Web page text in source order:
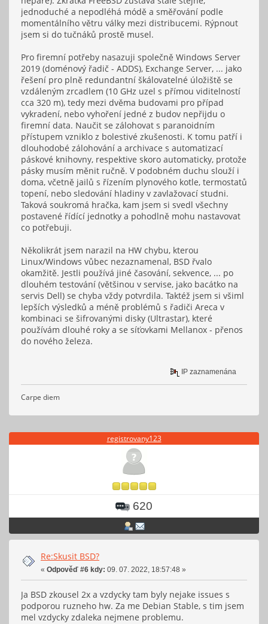
jednoduché a nepodléhá módě a směřování podle
momentálního větru války mezi distribucemi. Rýpnout
jsem si do tučnáků prostě musel.
Pro firemní potřeby nasazuji společně Windows Server
2019 (doménový řadič - ADDS), Exchange Server, ... jako
řešení pro plně redundantní škálovatelné úložiště se
vzdáleným zrcadlem (10 GHz uzel s přímou viditelností
cca 320 m), tedy mezi dvěma budovami pro případ
vykradení, nebo vyhoření jedné z budov nepřijdu o
firemní data. Naučit se zálohovat s paranoidním
přístupem vzniklo z bolestivé zkušenosti. K tomu patří i
dlouhodobé zálohování a archivace s automatizací
páskové knihovny, respektive skoro automaticky, protože
pásky musím měnit ručně. V podobném duchu slouží i
doma, včetně jailů s řízením plynového kotle, termostatů
topení, nebo sledování hladiny v zavlažovací studni.
Taková soukromá hračka, kam jsem si svedl všechny
postavené řídící jednotky a pohodlně mohu nastavovat
co potřebuji.
Několikrát jsem narazil na HW chybu, kterou
Linux/Windows vůbec nezaznamenal, BSD řvalo
okamžitě. Jestli používá jiné časování, sekvence, ... po
dlouhém testování (většinou v servise, jako bacátko na
servis Dell) se chyba vždy potvrdila. Taktéž jsem si všiml
lepších výsledků a méně problémů s řadiči Areca v
kombinaci se šifrovanými disky (Ultrastar), které
používám dlouhé roky a se síťovkami Mellanox - přenos
do nového železa.
IP zaznamenána
Carpe diem
registrovany123
620
Re:Skusit BSD?
« Odpověď #6 kdy: 09. 07. 2022, 18:57:48 »
Ja BSD zkousel 2x a vzdycky tam byly nejake issues s
podporou ruzneho hw. Za me Debian Stable, s tim jsem
mel vzdycky zdaleka nejmene problemu.